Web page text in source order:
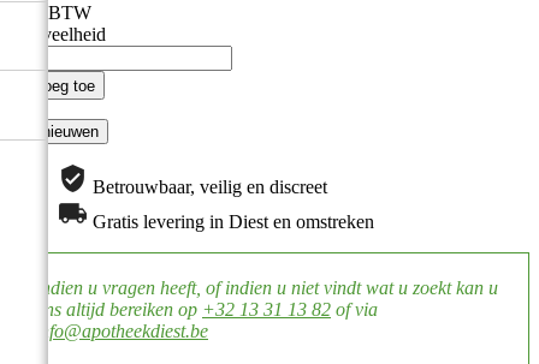
Incl. BTW
Hoeveelheid
Voeg toe
Betrouwbaar, veilig en discreet
Gratis levering in Diest en omstreken
Indien u vragen heeft, of indien u niet vindt wat u zoekt kan u
ons altijd bereiken op +32 13 31 13 82 of via
info@apotheekdiest.be